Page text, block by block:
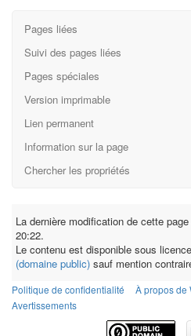
Pages liées
Suivi des pages liées
Pages spéciales
Version imprimable
Lien permanent
Information sur la page
Chercher les propriétés
La dernière modification de cette
20:22.
Le contenu est disponible sous licence
(domaine public) sauf mention
Politique de confidentialité
À propos de
Avertissements